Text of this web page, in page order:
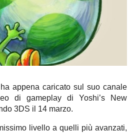
ha appena caricato sul suo canale
di gameplay di Yoshi’s New
3DS il 14 marzo.
livello a quelli più avanzati,